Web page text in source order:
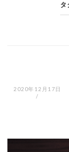
タ
2020年12月17日